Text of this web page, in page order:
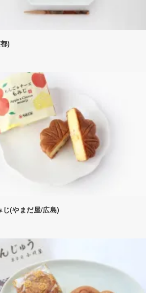
)
じ(やまだ屋/広島)